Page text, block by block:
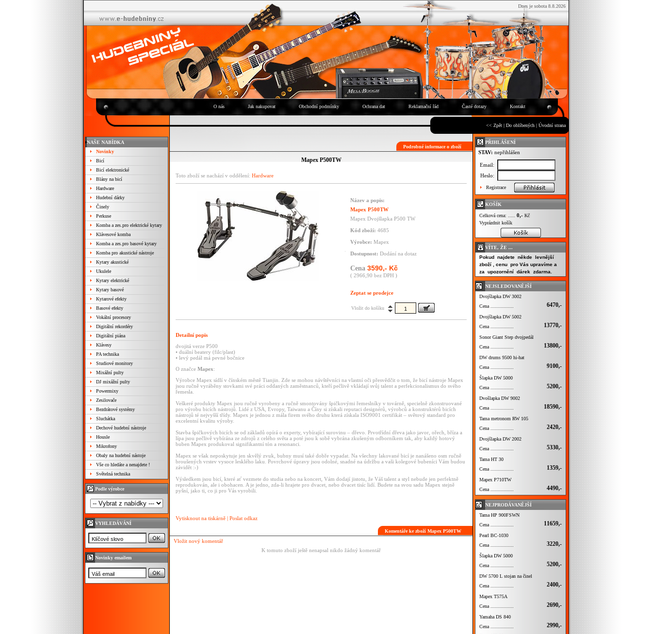
Dnes je sobota 8.8.2026
O nás Jak nakupovat Obchodní podmínky Ochrana dat Reklamační řád Časté dotazy Kontakt
<< Zpět | Do oblíbených | Úvodní strana
NAŠE NABÍDKA
Novinky
Bicí
Bicí elektronické
Blány na bicí
Hardware
Hudební dárky
Činely
Perkuse
Komba a zes.pro elektrické kytary
Klávesové komba
Komba a zes.pro basové kytary
Komba pro akustické nástroje
Kytary akustické
Ukulele
Kytary elektrické
Kytary basové
Kytarové efekty
Basové efekty
Vokální procesory
Digitální rekordéry
Digitální piána
Klávesy
PA technika
Studiové monitory
Mixážní pulty
DJ mixážní pulty
Powermixy
Zesilovače
Bezdrátové systémy
Sluchátka
Dechové hudební nástroje
Housle
Mikrofony
Obaly na hudební nástoje
Vše co hledáte a nenajdete !
Světelná technika
Podle výrobce
VYHLEDÁVÁNÍ
Novinky emailem
Podrobné informace o zboží
Mapex P500TW
Toto zboží se nachází v oddělení: Hardware
Název a popis:
Mapex P500TW
Mapex Dvojšlapka P500 TW
Kód zboží: 4685
Výrobce: Mapex
Dostupnost: Dodání na dotaz
Cena 3590,- Kč
( 2966,90 bez DPH )
Zeptat se prodejce
Vložit do košíku
Detailní popis
dvojitá verze P500
• duální beatery (filc/plast)
• levý pedál má pevné bočnice
O značce Mapex:
Výrobce Mapex sídlí v čínském městě Tianjin. Zde se mohou návštěvníci na vlastní oči přesvědčit o tom, že bicí nástroje Mapex
jsou ručně vyráběny stovkami své práci oddaných zaměstnanců, kteří pečlivě vkládají svůj talent a perfekcionalismus do svého
řemesla.
Veškeré produkty Mapex jsou ručně vyrobeny a ručně smontovány špičkovými řemeslníky v továrně, specielně zkonstruované
pro výrobu bicích nástrojů. Lidé z USA, Evropy, Taiwanu a Číny si získali reputaci designérů, výrobců a konstruktérů bicích
nástrojů té nejvyšší třídy. Mapex je jednou z mála firem svého druhu která získala ISO9001 certifikát – světový standard pro
excelentní kvalitu výroby.
Stavba špičkových bicích se od základů opírá o experty, vybírající surovinu – dřevo. Prvotřídní dřeva jako javor, ořech, bříza a
lípa jsou pečlivě vybírána ze zdrojů z celého světa a poté jsou k sobě vybrána zkušeným odborníkem tak, aby každý hotový
buben Mapex produkoval signifikantní tón a resonanci.
Mapex se však neposkytuje jen skvělý zvuk, bubny musí také dobře vypadat. Na všechny lakované bicí je nanášeno osm ručně
broušených vrstev vysoce lesklého laku. Povrchové úpravy jsou odolné, snadné na údržbu a vaši kolegové bubeníci Vám budou
závidět :-)
Výsledkem jsou bicí, které ať vezmete do studia nebo na koncert, Vám dodají jistotu, že Váš talent a styl nebude jen perfektně
reprodukován, ale i obohacen. A je jedno, zda-li hrajete pro dvacet, nebo dvacet tisíc lidí. Budete na svou sadu Mapex stejně
pyšní, jako ti, co ji pro Vás vyrobili.
Vytisknout na tiskárně | Poslat odkaz
Komentáře ke zboží Mapex P500TW
Vložit nový komentář
K tomuto zboží ještě nenapsal nikdo žádný komentář
PŘIHLÁŠENÍ
STAV: nepřihlášen
Email:
Heslo:
Registrace
KOŠÍK
Celková cena: ..... 0,- Kč
Vyprázdnit košík
VÍTE, ŽE ...
Pokud najdete někde levnější
zboží , cenu pro Vás upravíme a
za upozornění dárek zdarma.
NEJSLEDOVANĚJŠÍ
Dvojšlapka DW 3002
Cena ................
6470,-
Dvojšlapka DW 5002
Cena ................
13770,-
Sonor Giant Step dvojpedál
Cena ................
13800,-
DW drums 9500 hi-hat
Cena ................
9100,-
Šlapka DW 5000
Cena ................
5200,-
Dvošlapka DW 9002
Cena ................
18590,-
Tama metronom RW 105
Cena ................
2420,-
Dvojšlapka DW 2002
Cena ................
5330,-
Tama HT 30
Cena ................
1359,-
Mapex P710TW
Cena ................
4490,-
NEJPRODÁVANĚJŠÍ
Tama HP 900FSWN
Cena ................
11659,-
Pearl BC-1030
Cena ................
3220,-
Šlapka DW 5000
Cena ................
5200,-
DW 5700 L stojan na činel
Cena ................
2400,-
Mapex T575A
Cena ................
2690,-
Yamaha DS 840
Cena ................
2990,-